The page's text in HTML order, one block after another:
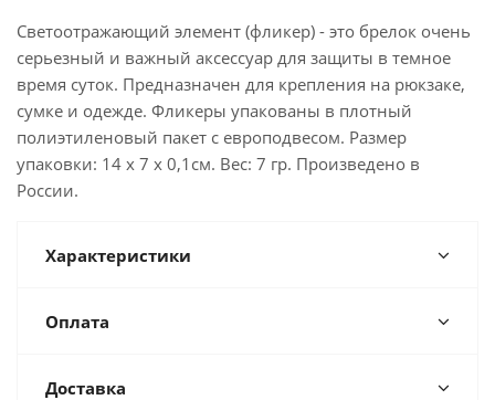
Светоотражающий элемент (фликер) - это брелок очень
серьезный и важный аксессуар для защиты в темное
время суток. Предназначен для крепления на рюкзаке,
сумке и одежде. Фликеры упакованы в плотный
полиэтиленовый пакет с европодвесом. Размер
упаковки: 14 х 7 х 0,1см. Вес: 7 гр. Произведено в
России.
Характеристики
Оплата
Доставка